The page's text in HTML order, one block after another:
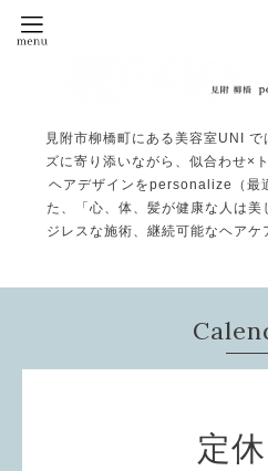
見附市柳橋町にある美容室UNI
ズに寄り添いながら、似合わせ×
ヘアデザインをpersonalize（最
た、「心、体、髪が健康な人は美
ジレスな施術、継続可能なヘアケ
定